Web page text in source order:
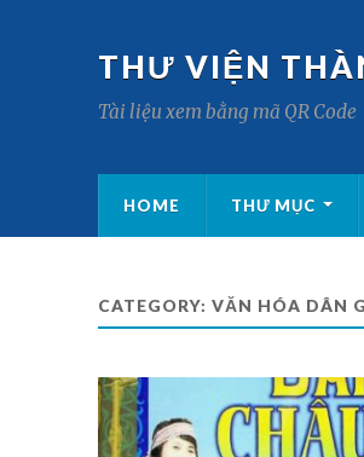
THƯ VIỆN
Tài liệu xem bằng mã QR Code
HOME THƯ MỤC
CATEGORY: VĂN HÓA DÂN